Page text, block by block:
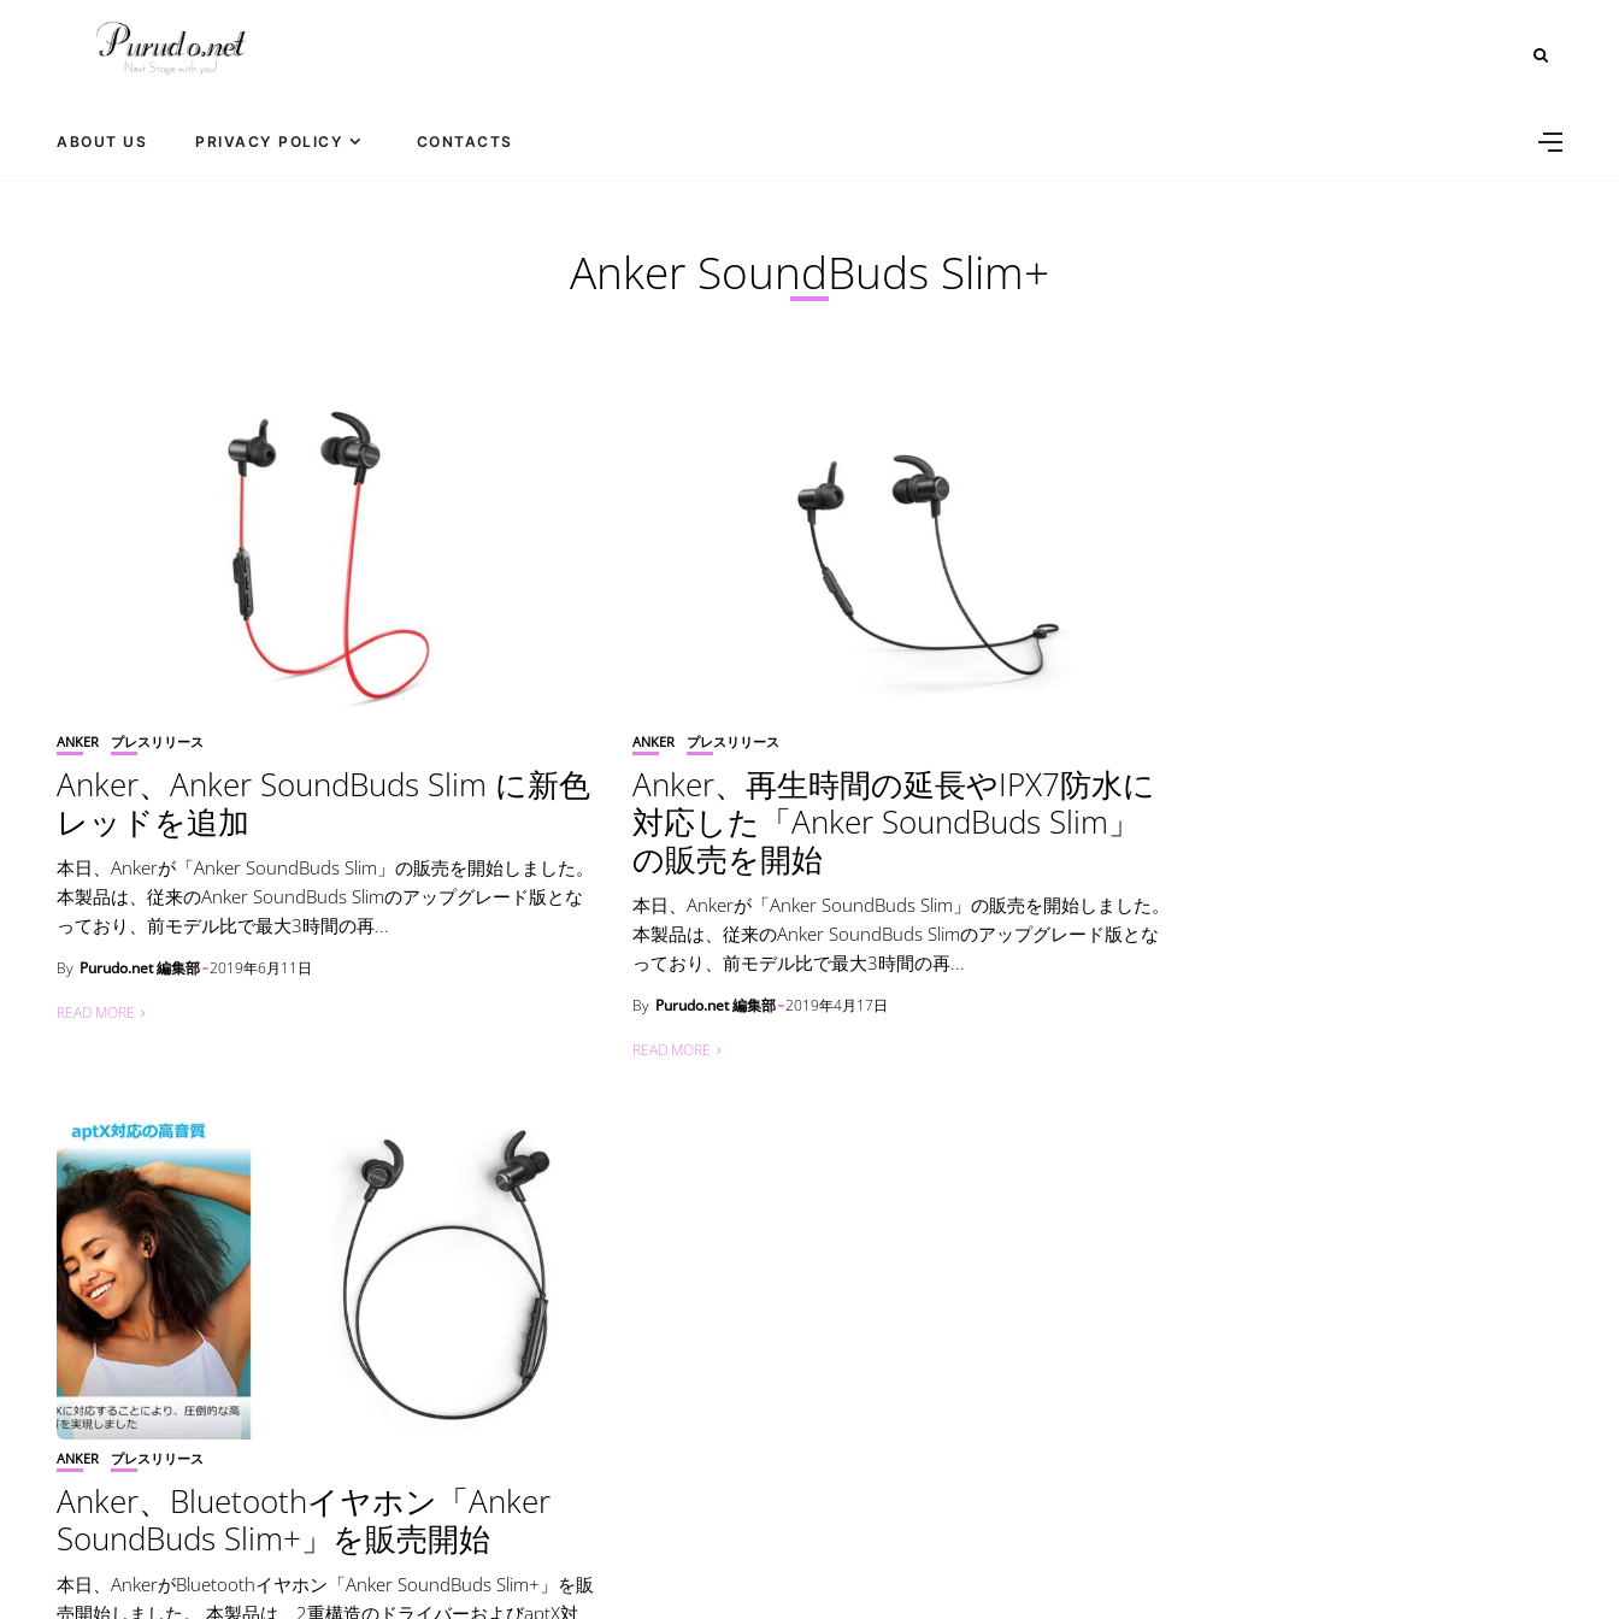
ABOUT US PRIVACY POLICY CONTACTS
Anker SoundBuds Slim+
ANKER プレスリリース
Anker、Anker SoundBuds Slim に新色
レッドを追加
本日、Ankerが「Anker SoundBuds Slim」の販売を開始しました。
本製品は、従来のAnker SoundBuds Slimのアップグレード版とな
っており、前モデル比で最大3時間の再...
By Purudo.net 編集部 2019年6月11日
READ MORE
ANKER プレスリリース
Anker、再生時間の延長やIPX7防水に
対応した「Anker SoundBuds Slim」
の販売を開始
本日、Ankerが「Anker SoundBuds Slim」の販売を開始しました。
本製品は、従来のAnker SoundBuds Slimのアップグレード版とな
っており、前モデル比で最大3時間の再...
By Purudo.net 編集部 2019年4月17日
READ MORE
ANKER プレスリリース
Anker、Bluetoothイヤホン「Anker
SoundBuds Slim+」を販売開始
本日、AnkerがBluetoothイヤホン「Anker SoundBuds Slim+」を販
売開始しました。 本製品は、2重構造のドライバーおよびaptX対